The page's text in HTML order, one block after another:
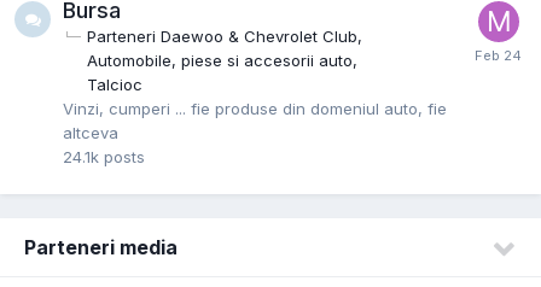
Bursa
Parteneri Daewoo & Chevrolet Club
Automobile, piese si accesorii auto
Talcioc
Vinzi, cumperi ... fie produse din domeniul auto, fie
altceva
24.1k posts
Parteneri media